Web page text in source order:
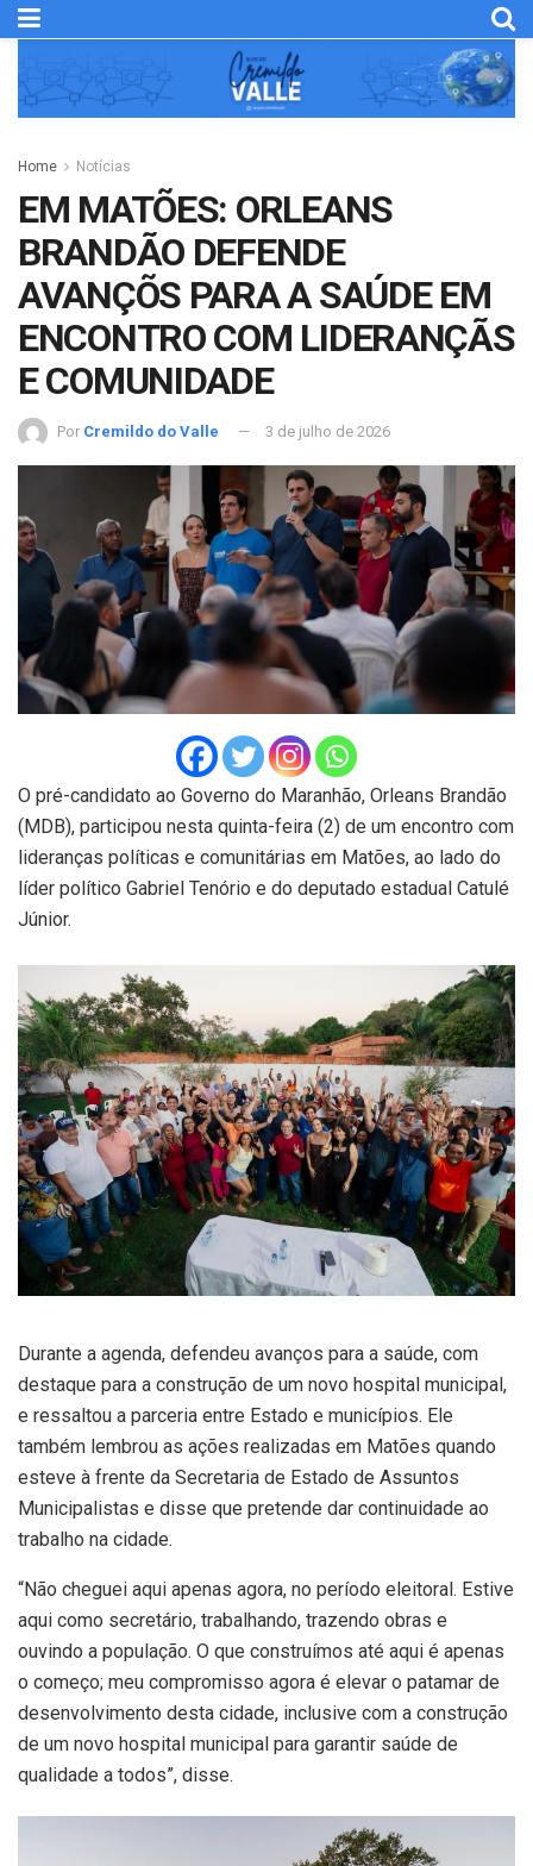
Home Notícias
EM MATÕES: ORLEANS
BRANDÃO DEFENDE
AVANÇÕS PARA A SAÚDE EM
ENCONTRO COM LIDERANÇÃS
E COMUNIDADE
Por Cremildo do Valle 3 de julho de 2026
O pré-candidato ao Governo do Maranhão, Orleans Brandão
(MDB), participou nesta quinta-feira (2) de um encontro com
lideranças políticas e comunitárias em Matões, ao lado do
líder político Gabriel Tenório e do deputado estadual Catulé
Júnior.
Durante a agenda, defendeu avanços para a saúde, com
destaque para a construção de um novo hospital municipal,
e ressaltou a parceria entre Estado e municípios. Ele
também lembrou as ações realizadas em Matões quando
esteve à frente da Secretaria de Estado de Assuntos
Municipalistas e disse que pretende dar continuidade ao
trabalho na cidade.
“Não cheguei aqui apenas agora, no período eleitoral. Estive
aqui como secretário, trabalhando, trazendo obras e
ouvindo a população. O que construímos até aqui é apenas
o começo; meu compromisso agora é elevar o patamar de
desenvolvimento desta cidade, inclusive com a construção
de um novo hospital municipal para garantir saúde de
qualidade a todos”, disse.